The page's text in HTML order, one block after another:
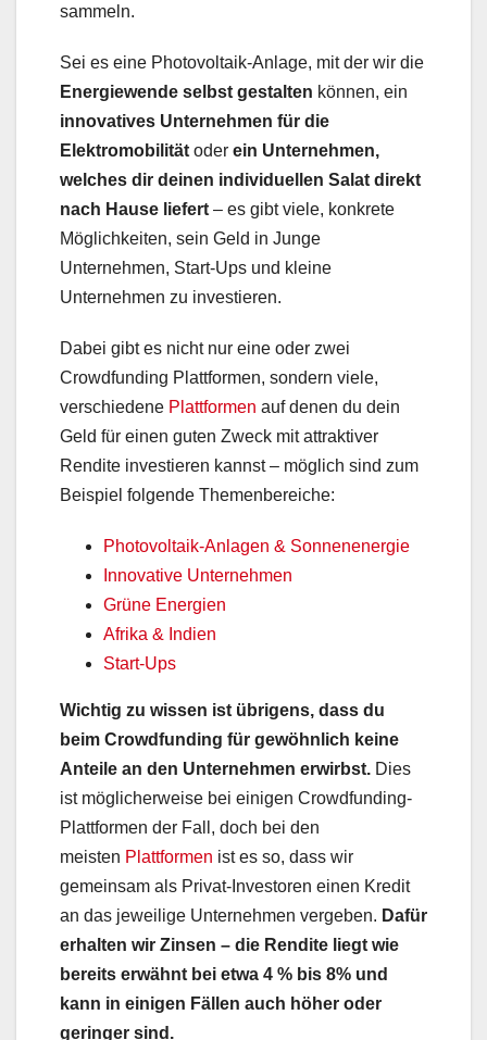
sammeln.
Sei es eine Photovoltaik-Anlage, mit der wir die
Energiewende selbst gestalten können, ein
innovatives Unternehmen für die
Elektromobilität oder ein Unternehmen,
welches dir deinen individuellen Salat direkt
nach Hause liefert – es gibt viele, konkrete
Möglichkeiten, sein Geld in Junge
Unternehmen, Start-Ups und kleine
Unternehmen zu investieren.
Dabei gibt es nicht nur eine oder zwei
Crowdfunding Plattformen, sondern viele,
verschiedene Plattformen auf denen du dein
Geld für einen guten Zweck mit attraktiver
Rendite investieren kannst – möglich sind zum
Beispiel folgende Themenbereiche:
Photovoltaik-Anlagen & Sonnenenergie
Innovative Unternehmen
Grüne Energien
Afrika & Indien
Start-Ups
Wichtig zu wissen ist übrigens, dass du
beim Crowdfunding für gewöhnlich keine
Anteile an den Unternehmen erwirbst. Dies
ist möglicherweise bei einigen Crowdfunding-
Plattformen der Fall, doch bei den
meisten Plattformen ist es so, dass wir
gemeinsam als Privat-Investoren einen Kredit
an das jeweilige Unternehmen vergeben. Dafür
erhalten wir Zinsen – die Rendite liegt wie
bereits erwähnt bei etwa 4 % bis 8% und
kann in einigen Fällen auch höher oder
geringer sind.